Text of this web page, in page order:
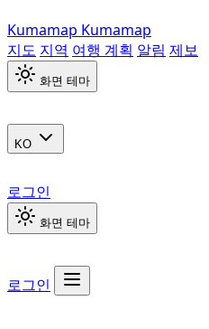
Kumamap Kumamap
지도 지역 여행 계획 알림 제보
화면 테마
KO
로그인
화면 테마
로그인